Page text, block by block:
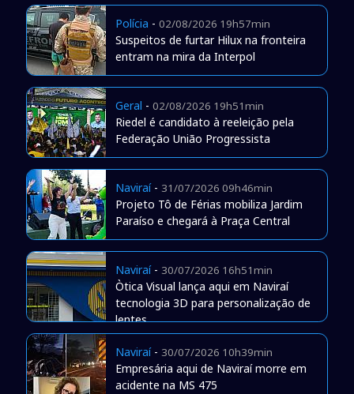
Polícia - 02/08/2026 19h57min
Suspeitos de furtar Hilux na fronteira
entram na mira da Interpol
Geral - 02/08/2026 19h51min
Riedel é candidato à reeleição pela
Federação União Progressista
Naviraí- 31/07/2026 09h46min
Projeto Tô de Férias mobiliza Jardim
Paraíso e chegará à Praça Central
Naviraí- 30/07/2026 16h51min
Òtica Visual lança aqui em Naviraí
tecnologia 3D para personalização de
lentes
Naviraí- 30/07/2026 10h39min
Empresária aqui de Naviraí morre em
acidente na MS 475